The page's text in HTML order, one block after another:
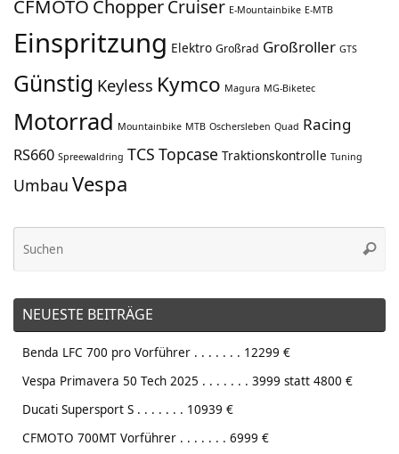
CFMOTO ChopperCruiser E-Mountainbike E-MTB
Einspritzung Elektro Großrad Großroller GTS
Günstig Keyless Kymco Magura MG-Biketec
Motorrad Mountainbike MTB Oschersleben Quad Racing
RS660 Spreewaldring TCS Topcase Traktionskontrolle Tuning
Umbau Vespa
NEUESTE BEITRÄGE
Benda LFC 700 pro Vorführer . . . . . . . 12299 €
Vespa Primavera 50 Tech 2025 . . . . . . . 3999 statt 4800 €
Ducati Supersport S . . . . . . . 10939 €
CFMOTO 700MT Vorführer . . . . . . . 6999 €